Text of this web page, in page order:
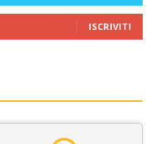
ISCRIVITI